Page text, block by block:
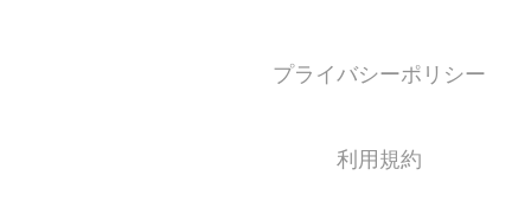
プライバシーポリシー
利用規約